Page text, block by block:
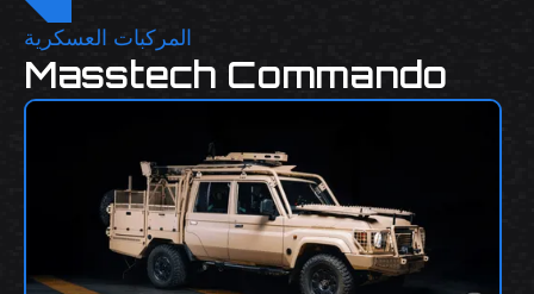
المركبات العسكرية
Masstech Commando